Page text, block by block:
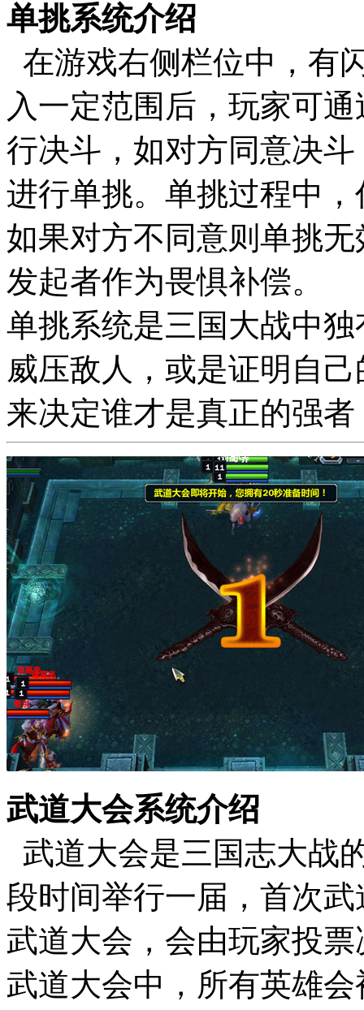
单挑系统介绍
在游戏右侧栏位中，有
入一定范围后，玩家可
行决斗，如对方同意决
进行单挑。单挑过程中
如果对方不同意则单挑
发起者作为畏惧补偿。
单挑系统是三国大战中
威压敌人，或是证明自
来决定谁才是真正的强者
武道大会系统介绍
武道大会是三国志大战
段时间举行一届，首次
武道大会，会由玩家投
武道大会中，所有英雄